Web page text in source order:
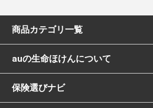
商品カテゴリ一覧
死亡保険
医療保険
auの生命ほけんについて
選ばれる理由
保険選びナビ